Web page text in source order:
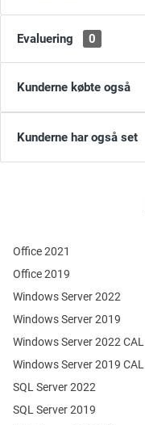
Evaluering 0
Kunderne købte også
Kunderne har også set
Office 2021
Office 2019
Windows Server 2022
Windows Server 2019
SQL Server 2022
SQL Server 2019
Windows Server 2022 CAL
Windows Server 2019 CAL